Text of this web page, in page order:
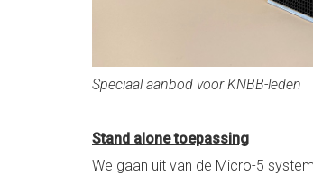
Speciaal aanbod voor KNBB-leden
Stand alone toepassing
We gaan uit van de Micro-5